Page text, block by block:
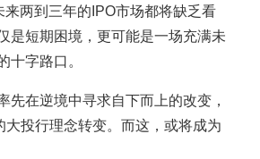
来两到三年的IPO市场都将缺乏看
是短期困境，更可能是一场充满未
十字路口。
在逆境中寻求自下而上的改变，
投行理念转变。而这，或将成为